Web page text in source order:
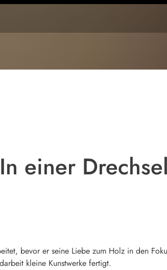
einer
bevor er seine Liebe zum Holz in den
kleine Kunstwerke fertigt.